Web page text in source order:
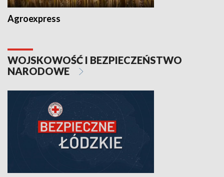
Agroexpress
WOJSKOWOŚĆ I BEZPIECZEŃSTWO
NARODOWE